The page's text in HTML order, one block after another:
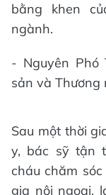
bằng khen
ngành.
- Nguyên Phó
sản và Thương
Sau một thời
y, bác sỹ tận
cháu chăm
gia nội ngoại,